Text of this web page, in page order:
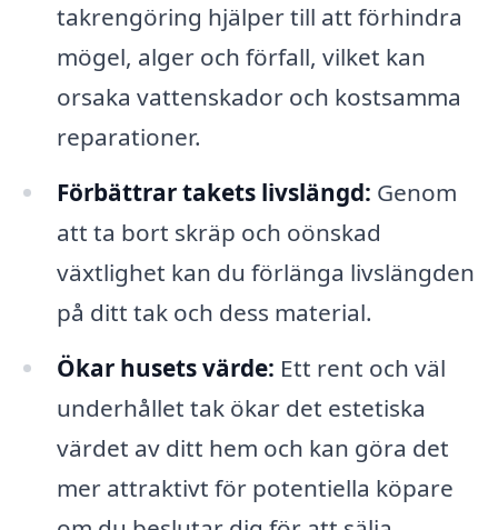
takrengöring hjälper till att förhindra
mögel, alger och förfall, vilket kan
orsaka vattenskador och kostsamma
reparationer.
Förbättrar takets livslängd: Genom
att ta bort skräp och oönskad
växtlighet kan du förlänga livslängden
på ditt tak och dess material.
Ökar husets värde: Ett rent och väl
underhållet tak ökar det estetiska
värdet av ditt hem och kan göra det
mer attraktivt för potentiella köpare